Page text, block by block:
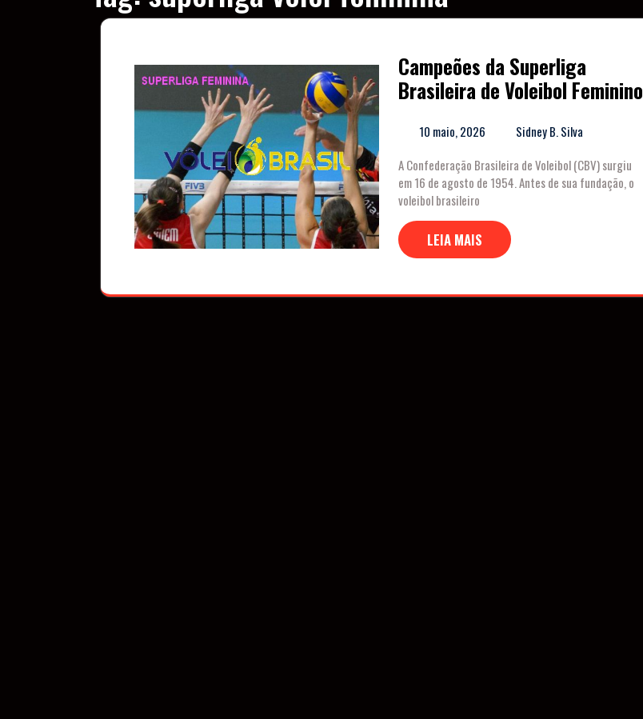
Campeões da Superliga
Brasileira de Voleibol Feminino
10 maio, 2026
Sidney B. Silva
A Confederação Brasileira de Voleibol (CBV) surgiu
em 16 de agosto de 1954. Antes de sua fundação, o
voleibol brasileiro
LEIA MAIS